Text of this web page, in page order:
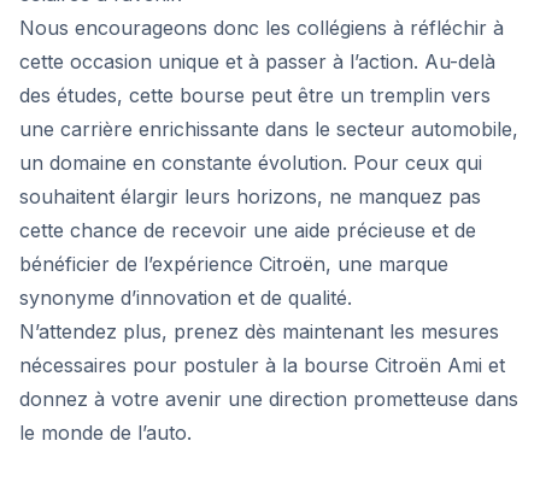
Nous encourageons donc les collégiens à réfléchir à
cette occasion unique et à passer à l’action. Au-delà
des études, cette bourse peut être un tremplin vers
une carrière enrichissante dans le secteur automobile,
un domaine en constante évolution. Pour ceux qui
souhaitent élargir leurs horizons, ne manquez pas
cette chance de recevoir une aide précieuse et de
bénéficier de l’expérience Citroën, une marque
synonyme d’innovation et de qualité.
N’attendez plus, prenez dès maintenant les mesures
nécessaires pour postuler à la bourse Citroën Ami et
donnez à votre avenir une direction prometteuse dans
le monde de l’auto.